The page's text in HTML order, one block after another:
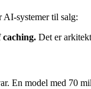
AI-systemer til salg:
caching. Det er
En model med 70